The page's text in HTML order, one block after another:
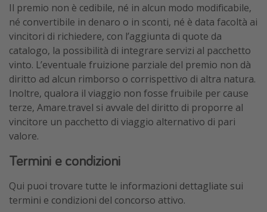
Il premio non è cedibile, né in alcun modo modificabile,
né convertibile in denaro o in sconti, né è data facoltà ai
vincitori di richiedere, con l’aggiunta di quote da
catalogo, la possibilità di integrare servizi al pacchetto
vinto. L’eventuale fruizione parziale del premio non dà
diritto ad alcun rimborso o corrispettivo di altra natura.
Inoltre, qualora il viaggio non fosse fruibile per cause
terze, Amare.travel si avvale del diritto di proporre al
vincitore un pacchetto di viaggio alternativo di pari
valore.
Termini e condizioni
Qui puoi trovare tutte le informazioni dettagliate sui
termini e condizioni del concorso attivo.